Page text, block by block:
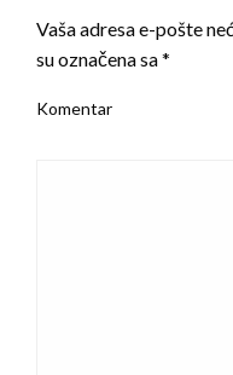
Vaša adresa e-pošte
su označena sa*
Komentar